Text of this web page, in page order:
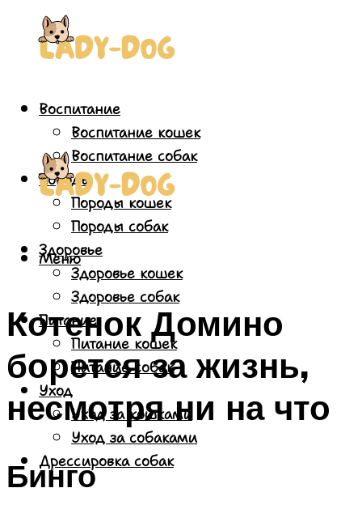
Воспитание
Воспитание кошек
Воспитание собак
Породы
Породы кошек
Породы собак
Здоровье
Здоровье кошек
Здоровье собак
Питание
Питание кошек
Питание собак
Уход
Уход за кошками
Уход за собаками
Дрессировка собак
Меню
Котенок Домино
борется за жизнь,
несмотря ни на что
Бинго